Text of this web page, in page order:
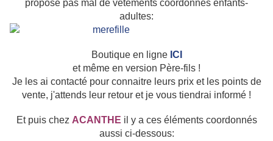
propose pas mal de vêtements coordonnés enfants-
adultes:
Boutique en ligne ICI
et même en version Père-fils !
Je les ai contacté pour connaitre leurs prix et les points de
vente, j'attends leur retour et je vous tiendrai informé !
Et puis chez ACANTHE il y a ces éléments coordonnés
aussi ci-dessous: